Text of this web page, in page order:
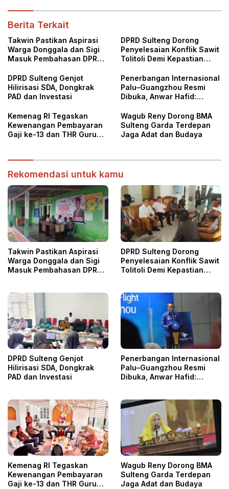
Berita Terkait
Takwin Pastikan Aspirasi
Warga Donggala dan Sigi
Masuk Pembahasan DPRD
DPRD Sulteng Dorong
Penyelesaian Konflik Sawit
Tolitoli Demi Kepastian
DPRD Sulteng Genjot
Hilirisasi SDA, Dongkrak
PAD dan Investasi
Penerbangan Internasional
Palu–Guangzhou Resmi
Dibuka, Anwar Hafid:
dan Pariwisata Sulteng
Kemenag RI Tegaskan
Kewenangan Pembayaran
Gaji ke-13 dan THR Guru
Perbedaan Tafsir
Wagub Reny Dorong BMA
Sulteng Garda Terdepan
Jaga Adat dan Budaya
Rekomendasi untuk kamu
Takwin Pastikan Aspirasi
Warga Donggala dan Sigi
Masuk Pembahasan DPRD
DPRD Sulteng Dorong
Penyelesaian Konflik Sawit
Tolitoli Demi Kepastian
DPRD Sulteng Genjot
Hilirisasi SDA, Dongkrak
PAD dan Investasi
Penerbangan Internasional
Palu–Guangzhou Resmi
Dibuka, Anwar Hafid:
Kemenag RI Tegaskan
Kewenangan Pembayaran
Gaji ke-13 dan THR Guru
Wagub Reny Dorong BMA
Sulteng Garda Terdepan
Jaga Adat dan Budaya